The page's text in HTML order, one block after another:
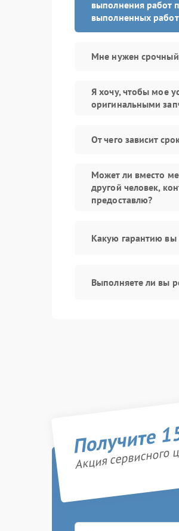
выполнения работ
выполненных
Мне нужен срочный
Я хочу, чтобы мое
оригинальными
От чего зависит
Может ли вместо
другой человек,
предоставлю?
Какую гарантию вы
Выполняете ли вы
Получите
Акция сервисного